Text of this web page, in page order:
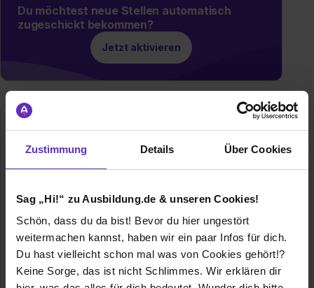
Zustimmung Details Über Cookies
Sag „Hi!“ zu Ausbildung.de & unseren Cookies!
Schön, dass du da bist! Bevor du hier ungestört
weitermachen kannst, haben wir ein paar Infos für dich.
Du hast vielleicht schon mal was von Cookies gehört!?
Keine Sorge, das ist nicht Schlimmes. Wir erklären dir
Du möchtest neue Stellen automatisch
zugeschickt bekommen?
Jetzt aktivieren
Bär Cargolift | Gerd Bär GmbH
Pfaffenstraße 7
E-Mail anzeigen
Gründungsjahr 1981
Mitarbeiter 300